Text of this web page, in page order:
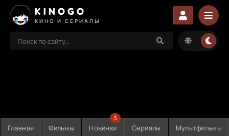
KINOGO
КИНО И СЕРИАЛЫ
Главная Фильмы Новинки
3
Сериалы Мультфильмы